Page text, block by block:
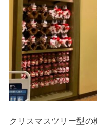
クリスマスツリー型の